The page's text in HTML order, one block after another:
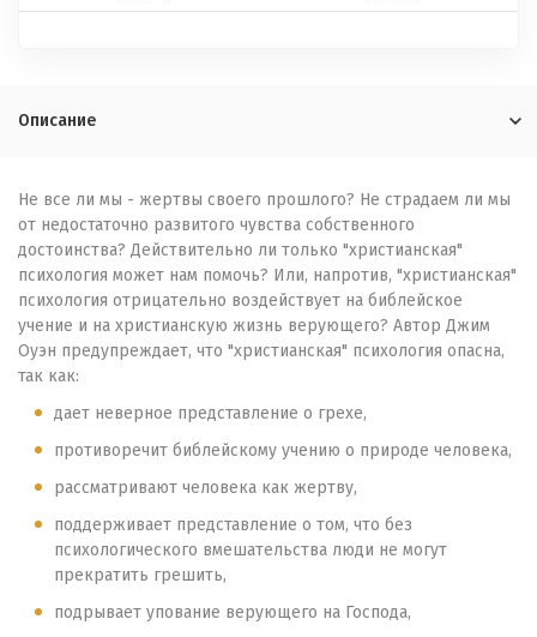
Описание
Не все ли мы - жертвы своего прошлого? Не страдаем ли мы
от недостаточно развитого чувства собственного
достоинства? Действительно ли только "христианская"
психология может нам помочь? Или, напротив, "христианская"
психология отрицательно воздействует на библейское
учение и на христианскую жизнь верующего? Автор Джим
Оуэн предупреждает, что "христианская" психология опасна,
так как:
дает неверное представление о грехе,
противоречит библейскому учению о природе человека,
рассматривают человека как жертву,
поддерживает представление о том, что без
психологического вмешательства люди не могут
прекратить грешить,
подрывает упование верующего на Господа,